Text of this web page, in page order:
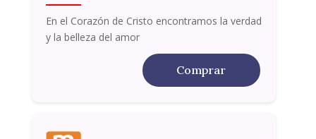
En el Corazón de Cristo encontramos la verdad
y la belleza del amor
Comprar